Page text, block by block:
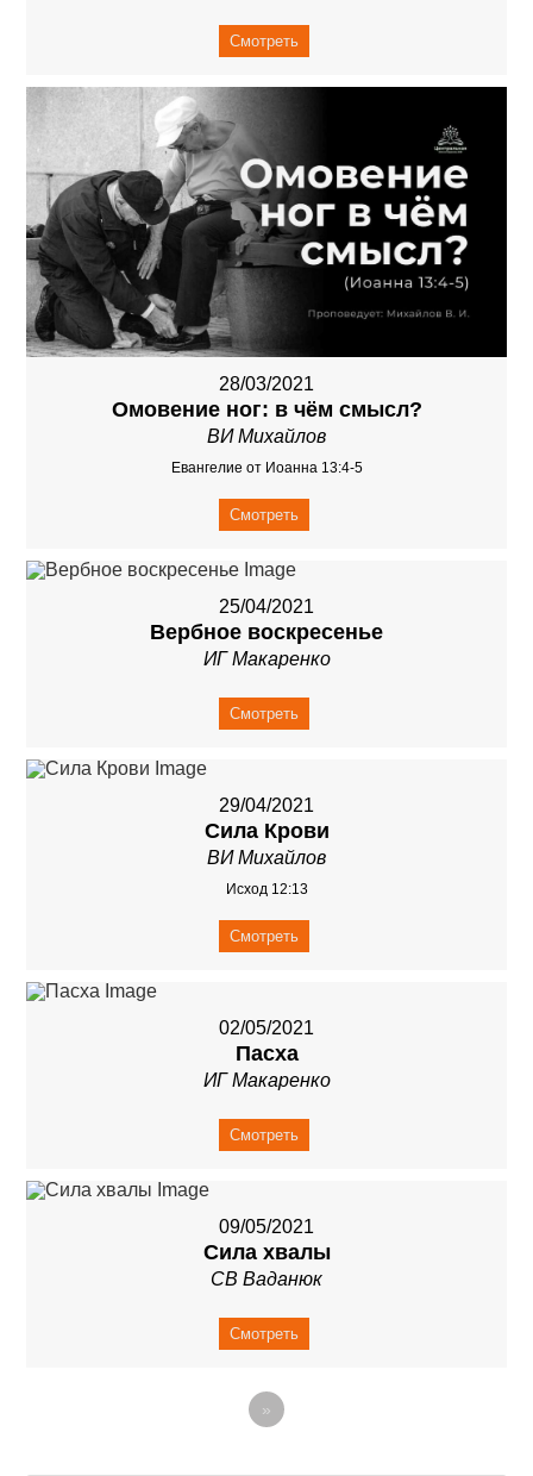
Смотреть
28/03/2021
Омовение ног: в чём смысл?
ВИ Михайлов
Евангелие от Иоанна 13:4-5
Смотреть
25/04/2021
Вербное воскресенье
ИГ Макаренко
Смотреть
29/04/2021
Сила Крови
ВИ Михайлов
Исход 12:13
Смотреть
02/05/2021
Пасха
ИГ Макаренко
Смотреть
09/05/2021
Сила хвалы
СВ Ваданюк
Смотреть
»